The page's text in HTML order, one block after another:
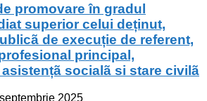
promovare în gradul
superior celui deținut,
de execuție de referent,
principal,
socialã si stare civilã
2025